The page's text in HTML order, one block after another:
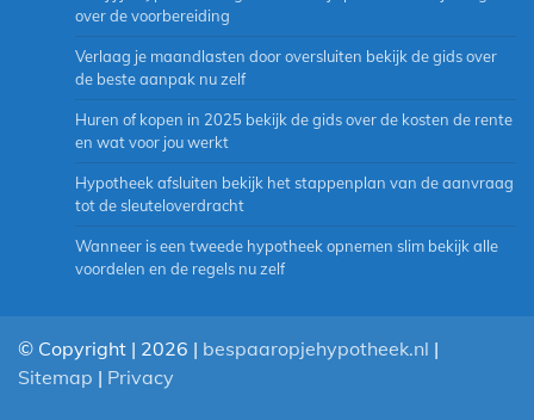
over de voorbereiding
Verlaag je maandlasten door oversluiten bekijk de gids over
de beste aanpak nu zelf
Huren of kopen in 2025 bekijk de gids over de kosten de rente
en wat voor jou werkt
Hypotheek afsluiten bekijk het stappenplan van de aanvraag
tot de sleuteloverdracht
Wanneer is een tweede hypotheek opnemen slim bekijk alle
voordelen en de regels nu zelf
© Copyright | 2026 | bespaaropjehypotheek.nl |
Sitemap | Privacy